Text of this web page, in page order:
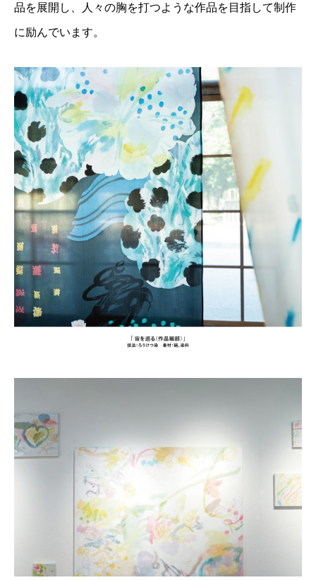
品を展開し、人々の胸を打つような作品を目指して制作
に励んでいます。